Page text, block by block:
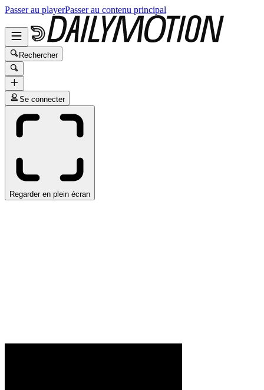
Passer au playerPasser au contenu principal
Rechercher
Se connecter
Regarder en plein écran